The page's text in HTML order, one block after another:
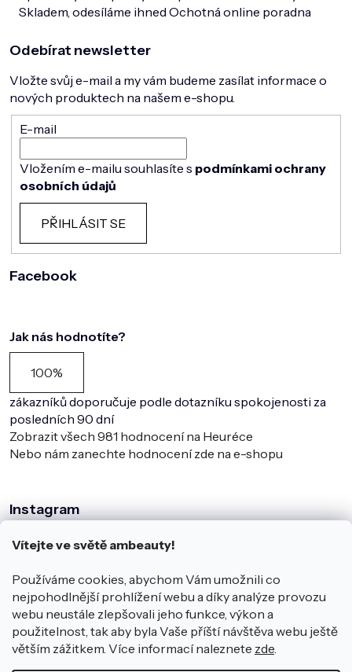
Vítejte ve světě ambeauty!
Používáme cookies, abychom Vám umožnili co
nejpohodlnější prohlížení webu a díky analýze provozu
webu neustále zlepšovali jeho funkce, výkon a
použitelnost, tak aby byla Vaše příští návštěva webu ještě
větším zážitkem. Více informací naleznete zde.
Skladem, odesíláme ihned Ochotná online poradna
Odebírat newsletter
Vložte svůj e-mail a my vám budeme zasílat informace o
nových produktech na našem e-shopu.
E-mail
Vložením e-mailu souhlasíte s podmínkami ochrany
osobních údajů
PŘIHLÁSIT SE
Facebook
Jak nás hodnotíte?
100%
zákazníků doporučuje podle dotazníku spokojenosti za
posledních 90 dní
Zobrazit všech 981 hodnocení na Heuréce
Nebo nám zanechte hodnocení zde na e-shopu
Instagram